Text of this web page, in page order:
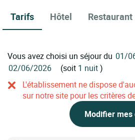
Tarifs Hôtel Restaurant
Vous avez choisi un séjour du
(soit 1 nuit)
L'établissement ne dispose
sur notre site pour les critères
Modifier mes